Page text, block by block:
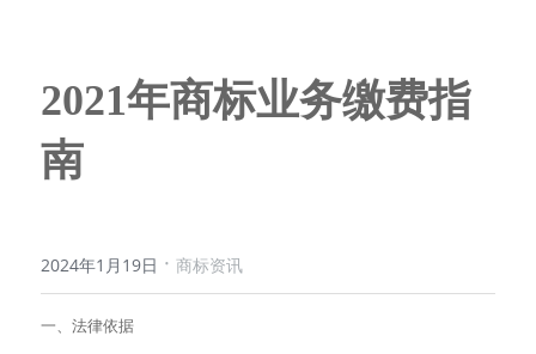
2021年商标业务缴费指
南
2024年1月19日 · 商标资讯
一、法律依据